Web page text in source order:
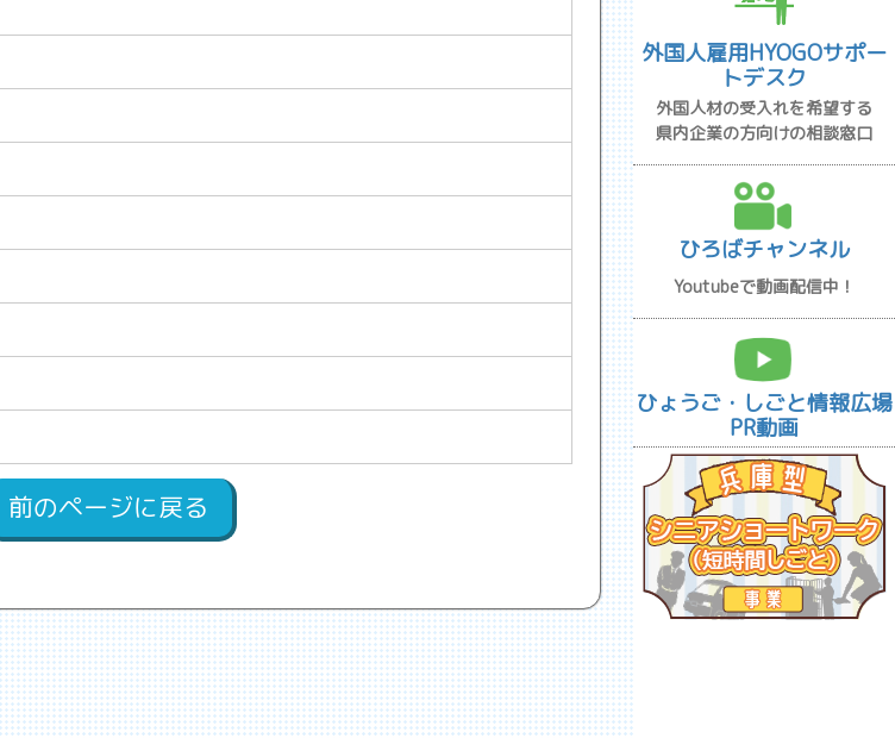
前のページに戻る
外国人雇用HYOGOサポー
トデスク
外国人材の受入れを希望する
県内企業の方向けの相談窓口
ひろばチャンネル
Youtubeで動画配信中！
ひょうご・しごと情報広場
PR動画